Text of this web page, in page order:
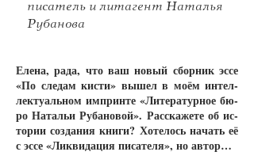
писатель и литагент Наталья
Рубанова
Еле­на, ра­да, что ваш но­вый сбор­ник эс­се
«По сле­дам кис­ти» вы­шел в мо­ём ин­тел­
лек­ту­аль­ном им­прин­те «Ли­те­ра­тур­ное бю­
ро На­тальи Ру­ба­но­вой». Рас­ска­же­те об ис­
то­рии со­зда­ния кни­ги? Хо­те­лось на­чать её
с эс­се «Лик­ви­да­ция пи­са­те­ля», но ав­тор…